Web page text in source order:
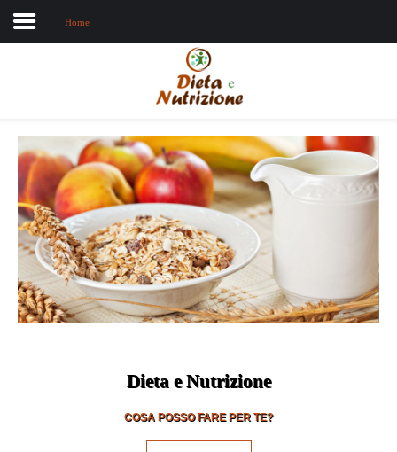
Dieta e nutrizione
Intolleranze
Terapie Naturali
Home
Dieta e Nutrizione
COSA POSSO FARE PER TE?